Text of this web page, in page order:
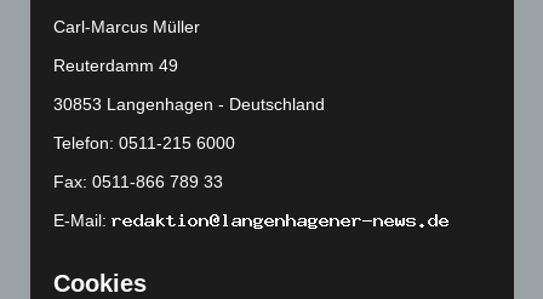
(103)
Januar 2024 (111)
Dezember 2023(130)
Carl-Marcus Müller
Reuterdamm 49
30853 Langenhagen - Deutschland
Telefon: 0511-215 6000
Fax: 0511-866 789 33
E-Mail:
Cookies